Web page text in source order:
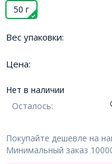
50 г
Вес упаковки:
Цена:
Нет в наличии
Осталось:
Покупайте дешевле на
Минимальный заказ